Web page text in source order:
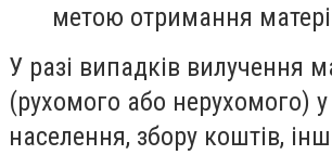
метою отримання
У разі випадків вилучення
(рухомого або нерухомого)
населення, збору коштів,